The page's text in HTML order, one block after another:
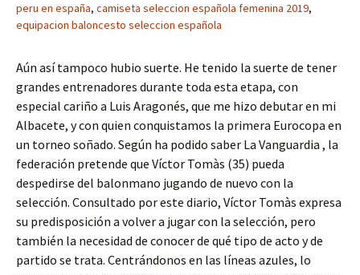
peru en españa, camiseta seleccion española femenina 2019,
equipacion baloncesto seleccion española
Aún así tampoco hubio suerte. He tenido la suerte de tener
grandes entrenadores durante toda esta etapa, con
especial cariño a Luis Aragonés, que me hizo debutar en mi
Albacete, y con quien conquistamos la primera Eurocopa en
un torneo soñado. Según ha podido saber La Vanguardia , la
federación pretende que Víctor Tomàs (35) pueda
despedirse del balonmano jugando de nuevo con la
selección. Consultado por este diario, Víctor Tomàs expresa
su predisposición a volver a jugar con la selección, pero
también la necesidad de conocer de qué tipo de acto y de
partido se trata. Centrándonos en las líneas azules, lo